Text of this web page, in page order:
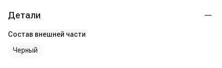
Детали
Состав внешней части
Черный